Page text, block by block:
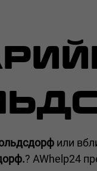
или
? AWhelp24